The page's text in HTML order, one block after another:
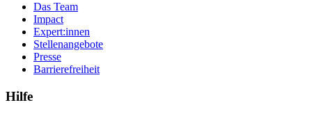
Das Team
Impact
Expert:innen
Stellenangebote
Presse
Barrierefreiheit
Hilfe